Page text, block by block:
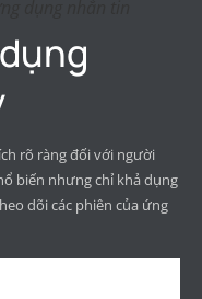
rõ ràng đối với người
biến nhưng chỉ khả dụng
dõi các phiên của ứng